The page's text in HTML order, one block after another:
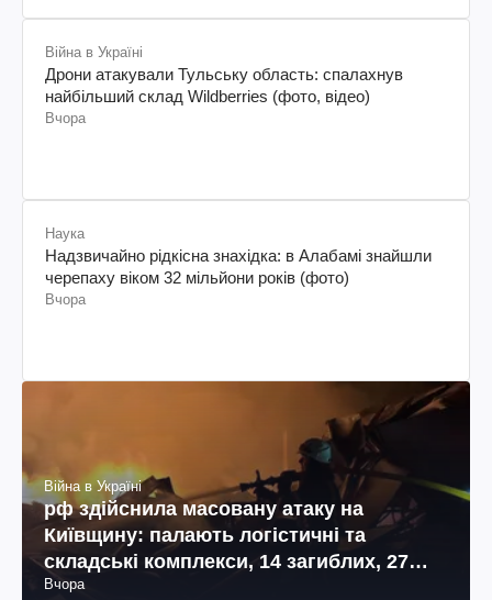
Війна в Україні
Дрони атакували Тульську область: спалахнув
найбільший склад Wildberries (фото, відео)
Вчора
Наука
Надзвичайно рідкісна знахідка: в Алабамі знайшли
черепаху віком 32 мільйони років (фото)
Вчора
Війна в Україні
рф здійснила масовану атаку на
Київщину: палають логістичні та
складські комплекси, 14 загиблих, 27
поранених (фото, відео)
Вчора